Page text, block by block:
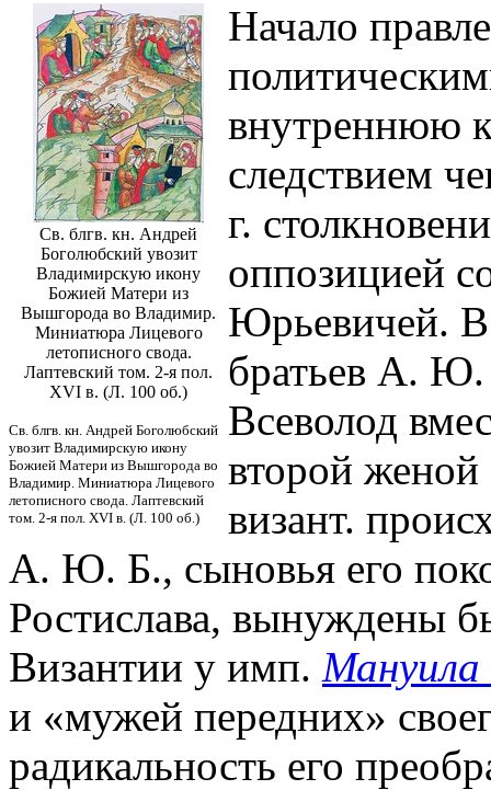
Св. блгв. кн. Андрей
Боголюбский увозит
Владимирскую икону
Божией Матери из
Вышгорода во Владимир.
Миниатюра Лицевого
летописного свода.
Лаптевский том. 2-я пол.
XVI в. (Л. 100 об.)
Св. блгв. кн. Андрей Боголюбский
увозит Владимирскую икону
Божией Матери из Вышгорода во
Владимир. Миниатюра Лицевого
летописного свода. Лаптевский
том. 2-я пол. XVI в. (Л. 100 об.)
Начало
внутреннюю
следствием
г.
оппозицией
Юрьевичей. В
братьев А. Ю.
Всеволод
второй
визант.
А. Ю. Б., сыновья его
Ростислава, вынуждены
Византии у имп.
и «мужей передних»
радикальность его